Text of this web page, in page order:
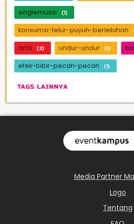
singlemusic (1)
konsumsi-telur-puyuh-berlebihan
artis (3) undur-undur (1)
efek-bibir-pecah-pecah (1)
TAGS LAINNYA
Media Partner
Logo
Tentang